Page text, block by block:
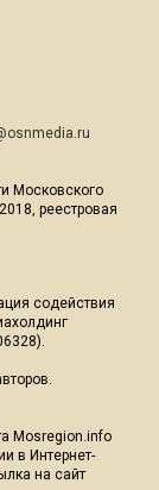
Московского
реестровая
содействия
Mosregion.info
в Интернет-
на сайт